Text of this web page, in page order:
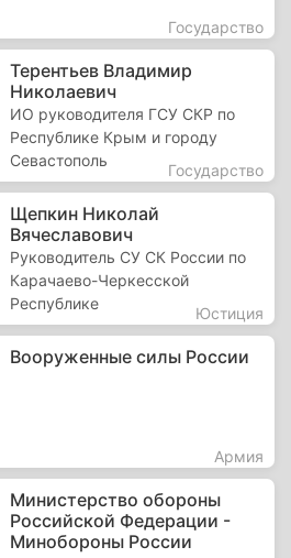
Государство
Терентьев Владимир
Николаевич
ИО руководителя ГСУ СКР по
Республике Крым и городу
Севастополь
Государство
Щепкин Николай
Вячеславович
Руководитель СУ СК России по
Карачаево-Черкесской
Республике
Юстиция
Вооруженные силы России
Армия
Министерство обороны
Российской Федерации -
Минобороны России